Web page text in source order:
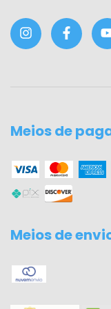
Meios de
Meios de